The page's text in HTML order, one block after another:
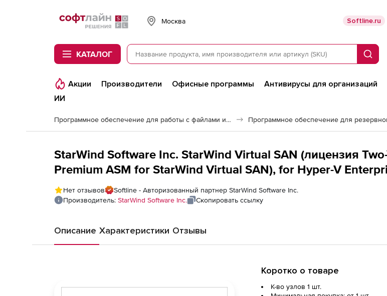
Softline
Москва Softline.ru
КАТАЛОГ Поиск
Акции Производители Офисные программы Антивирусы для организаций
ИИ
Программное обеспечение для работы с файлами и дисками
StarWind Software Inc. StarWind Virtual SAN (лицензия Two-Year
Premium ASM for StarWind Virtual SAN), for Hyper-V Enterprise
Edition (per 1 node)
Нет отзывов
Softline - Авторизованный партнер StarWind Software Inc.
Производитель: StarWind Software Inc. Скопировать ссылку
Описание Характеристики Отзывы
Коротко о товаре
К-во узлов 1 шт.